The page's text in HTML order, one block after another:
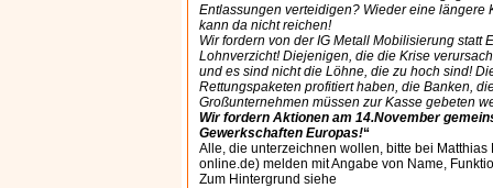
Entlassungen verteidigen? Wieder eine längere
kann da nicht reichen!
Wir fordern von der IG Metall Mobilisierung statt
Lohnverzicht! Diejenigen, die die Krise
und es sind nicht die Löhne, die zu hoch sind!
Rettungspaketen profitiert haben, die Banken,
Großunternehmen müssen zur Kasse gebeten
Wir fordern Aktionen am 14.November
Gewerkschaften Europas!“
Alle, die unterzeichnen wollen, bitte bei Matthias
online.de) melden mit Angabe von Name,
Zum Hintergrund siehe